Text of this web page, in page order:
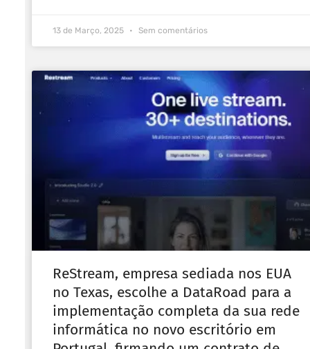
13 de Março, 2025 Sem comentários
ReStream, empresa sediada nos EUA
no Texas, escolhe a DataRoad para a
implementação completa da sua rede
informática no novo escritório em